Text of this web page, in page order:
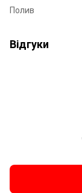
Полив
Відгуки